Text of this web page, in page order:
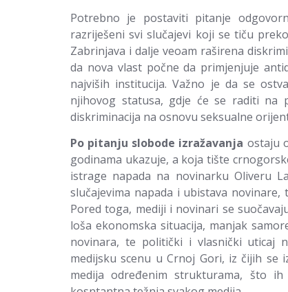
Potrebno je postaviti pitanje
razriješeni svi slučajevi koji se tiču
Zabrinjava i dalje veoam raširena
da nova vlast počne da primjenjuje
najviših institucija. Važno je da se
njihovog statusa, gdje će se raditi na
diskriminacija na osnovu seksualne
Po pitanju slobode izražavanja ostaju
godinama ukazuje, a koja tište
istrage napada na novinarku Oliveru
slučajevima napada i ubistava
Pored toga, mediji i novinari se
loša ekonomska situacija, manjak
novinara, te politički i vlasnički uticaj
medijsku scenu u Crnoj Gori, iz čijih se
medija određenim strukturama, što